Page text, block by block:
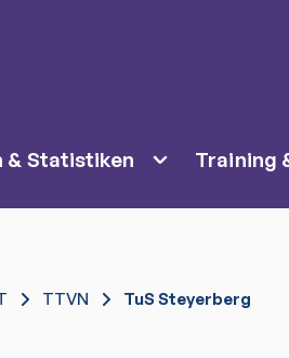
& Statistiken Training
TTVN TuS Steyerberg